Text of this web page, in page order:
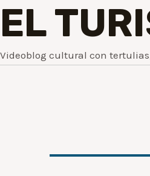
EL
Videoblog cultural con